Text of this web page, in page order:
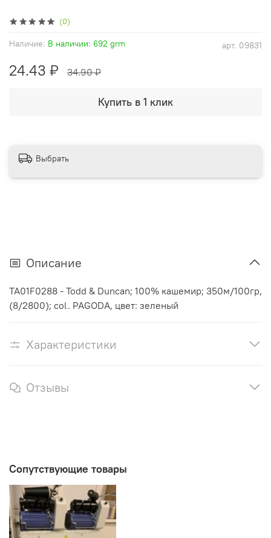
(0)
арт. 09831
Наличие: В наличии: 692 grm
24.43 ₽ 34.90 ₽
Купить в 1 клик
Выбрать
Описание
TA01F0288 - Todd & Duncan; 100% кашемир; 350м/100гр,
(8/2800); col. PAGODA, цвет: зеленый
Характеристики
Отзывы
Сопутствующие товары